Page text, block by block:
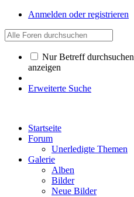
Anmelden oder registrieren
Nur Betreff durchsuchen
anzeigen
Erweiterte Suche
Startseite
Forum
Unerledigte Themen
Galerie
Alben
Bilder
Neue Bilder